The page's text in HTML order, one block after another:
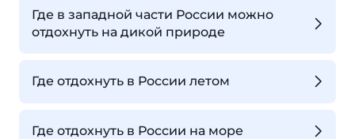
Где в западной части России можно
отдохнуть на дикой природе
Где отдохнуть в России летом
Где отдохнуть в России на море